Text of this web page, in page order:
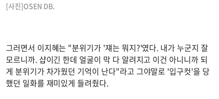
[사진]OSEN DB.
그러면서 이지혜는 "분위기가 '쟤는 뭐지?'였다. 내가 누군지 잘
모르니까. 샵이긴 한데 얼굴이 막 다 알려지고 이건 아니니까 되
게 분위기가 차가웠던 기억이 난다"라고 그야말로 '입구컷'을 당
했던 일화를 재미있게 들려줬다.